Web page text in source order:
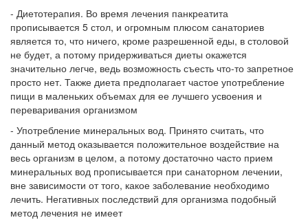
- Диетотерапия. Во время лечения панкреатита
прописывается 5 стол, и огромным плюсом санаториев
является то, что ничего, кроме разрешенной еды, в столовой
не будет, а потому придерживаться диеты окажется
значительно легче, ведь возможность съесть что-то запретное
просто нет. Также диета предполагает частое употребление
пищи в маленьких объемах для ее лучшего усвоения и
переваривания организмом
- Употребление минеральных вод. Принято считать, что
данный метод оказывается положительное воздействие на
весь организм в целом, а потому достаточно часто прием
минеральных вод прописывается при санаторном лечении,
вне зависимости от того, какое заболевание необходимо
лечить. Негативных последствий для организма подобный
метод лечения не имеет